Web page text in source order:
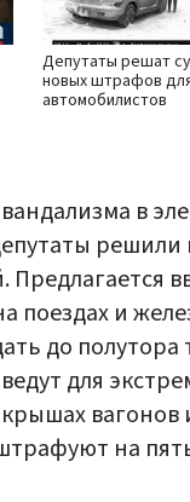
Депутаты решат
новых штрафов
автомобилистов
вандализма в
решили
Предлагается
поездах и
до
для
на